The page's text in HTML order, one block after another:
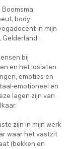
Boomsma.
body
in mijn
Gelderland.
bij
en het loslaten
emoties en
emotioneel en
lagen zijn van
zijn in mijn werk
waar het vastzit
(bekken en